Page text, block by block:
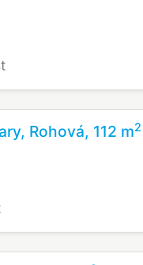
Rohová, 112 m2